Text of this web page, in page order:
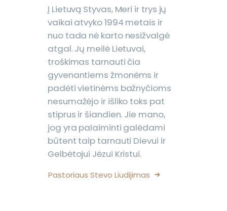
Į Lietuvą Styvas, Meri ir trys jų
vaikai atvyko 1994 metais ir
nuo tada nė karto nesižvalgė
atgal. Jų meilė Lietuvai,
troškimas tarnauti čia
gyvenantiems žmonėms ir
padėti vietinėms bažnyčioms
nesumažėjo ir išliko toks pat
stiprus ir šiandien. Jie mano,
jog yra palaiminti galėdami
būtent taip tarnauti Dievui ir
Gelbėtojui Jėzui Kristui.
Pastoriaus Stevo Liudijimas